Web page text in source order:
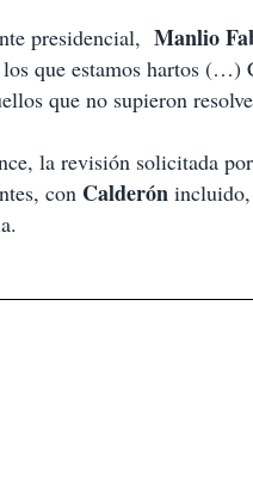
presidencial, Manlio
que estamos hartos
que no supieron
la revisión solicitada por
con Calderón incluido,